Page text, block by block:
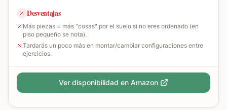
Desventajas
Más piezas = más "cosas" por el suelo si no eres ordenado (en
piso pequeño se nota).
Tardarás un poco más en montar/cambiar configuraciones entre
ejercicios.
Ver disponibilidad en Amazon